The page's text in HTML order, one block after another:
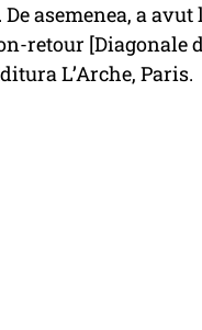
asemenea, a
retour [Diagonale
L’Arche, Paris.